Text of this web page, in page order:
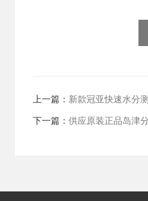
上一篇： 新款冠亚快速水分
下一篇： 供应原装正品岛津